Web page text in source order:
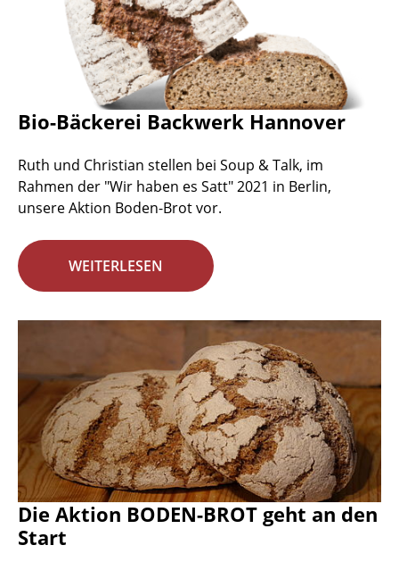
Bio-Bäckerei Backwerk Hannover
Ruth und Christian stellen bei Soup & Talk, im
Rahmen der "Wir haben es Satt" 2021 in Berlin,
unsere Aktion Boden-Brot vor.
WEITERLESEN
Die Aktion BODEN-BROT geht an den
Start